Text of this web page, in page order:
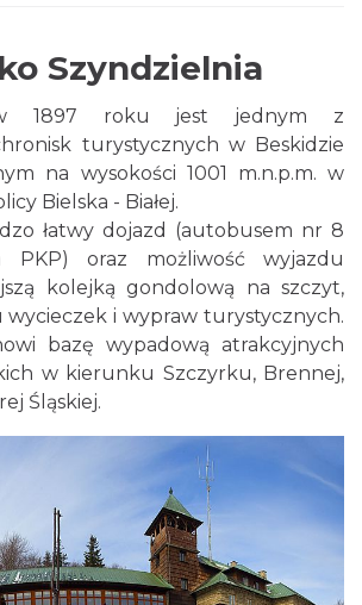
Szyndzielnia
w 1897 roku jest jednym z
turystycznych w Beskidzie
na wysokości 1001 m.n.p.m. w
Bielska - Białej.
łatwy dojazd (autobusem nr 8
PKP) oraz możliwość wyjazdu
kolejką gondolową na szczyt,
wycieczek i wypraw turystycznych.
bazę wypadową atrakcyjnych
w kierunku Szczyrku, Brennej,
Śląskiej.